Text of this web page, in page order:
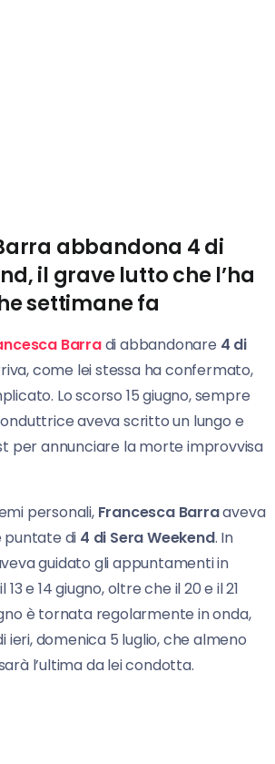
abbandona 4 di
il grave lutto che l’ha
settimane fa
Barradi abbandonare 4 di
come lei stessa ha confermato,
Lo scorso 15 giugno, sempre
aveva scritto un lungo e
per annunciare la morte improvvisa
personali, Francesca Barraaveva
puntate di 4 di Sera Weekend. In
guidato gli appuntamenti in
e 14 giugno, oltre che il 20 e il 21
è tornata regolarmente in onda,
ieri, domenica 5 luglio, che almeno
l’ultima da lei condotta.